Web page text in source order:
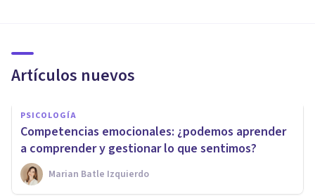
Artículos nuevos
PSICOLOGÍA
Competencias emocionales: ¿podemos aprender
a comprender y gestionar lo que sentimos?
Marian Batle Izquierdo